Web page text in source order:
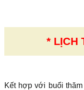
* LỊCH
Kết hợp với buổi